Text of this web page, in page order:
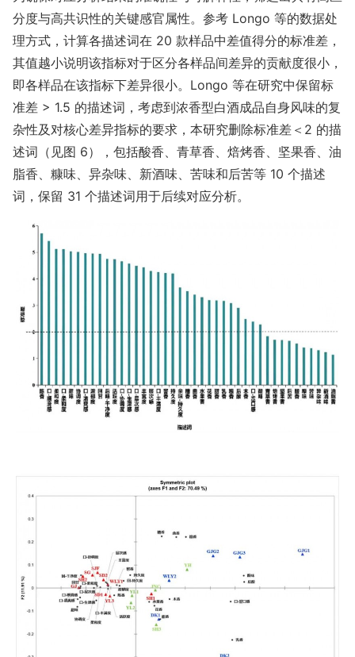
分度与高共识性的关键感官属性。参考 Longo 等的数据处
理方式，计算各描述词在 20 款样品中差值得分的标准差，
其值越小说明该指标对于区分各样品间差异的贡献度很小，
即各样品在该指标下差异很小。Longo 等在研究中保留标
准差 > 1.5 的描述词，考虑到浓香型白酒成品自身风味的复
杂性及对核心差异指标的要求，本研究删除标准差＜2 的描
述词（见图 6），包括酸香、青草香、焙烤香、坚果香、油
脂香、糠味、异杂味、新酒味、苦味和后苦等 10 个描述
词，保留 31 个描述词用于后续对应分析。